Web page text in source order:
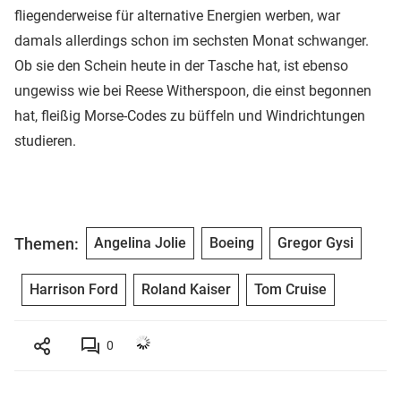
fliegenderweise für alternative Energien werben, war
damals allerdings schon im sechsten Monat schwanger.
Ob sie den Schein heute in der Tasche hat, ist ebenso
ungewiss wie bei Reese Witherspoon, die einst begonnen
hat, fleißig Morse-Codes zu büffeln und Windrichtungen
studieren.
Themen: Angelina Jolie Boeing Gregor Gysi
Harrison Ford Roland Kaiser Tom Cruise
0